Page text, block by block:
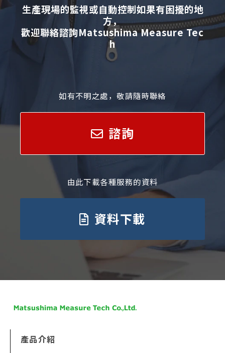
生產現場的監視或自動控制如果有困擾的地
方，
歡迎聯絡諮詢Matsushima Measure Tec
h
如有不明之處，敬請隨時聯絡
諮詢
由此下載各種服務的資料
資料下載
產品介紹